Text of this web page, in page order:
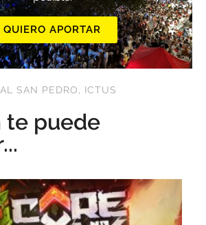
QUIERO APORTAR
SAN PEDRO, ICTUS
te puede